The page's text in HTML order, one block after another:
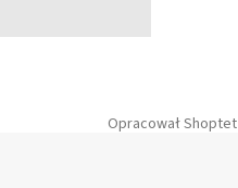
Opracował Shoptet